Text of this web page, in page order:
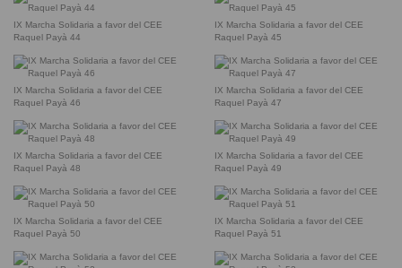
IX Marcha Solidaria a favor del CEE
Raquel Payà 44
IX Marcha Solidaria a favor del CEE
Raquel Payà 45
IX Marcha Solidaria a favor del CEE
Raquel Payà 46
IX Marcha Solidaria a favor del CEE
Raquel Payà 47
IX Marcha Solidaria a favor del CEE
Raquel Payà 48
IX Marcha Solidaria a favor del CEE
Raquel Payà 49
IX Marcha Solidaria a favor del CEE
Raquel Payà 50
IX Marcha Solidaria a favor del CEE
Raquel Payà 51